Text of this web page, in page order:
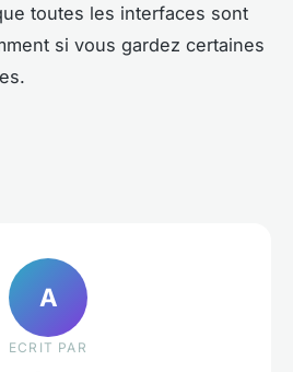
toutes les interfaces sont
si vous gardez certaines
A
ECRIT PAR